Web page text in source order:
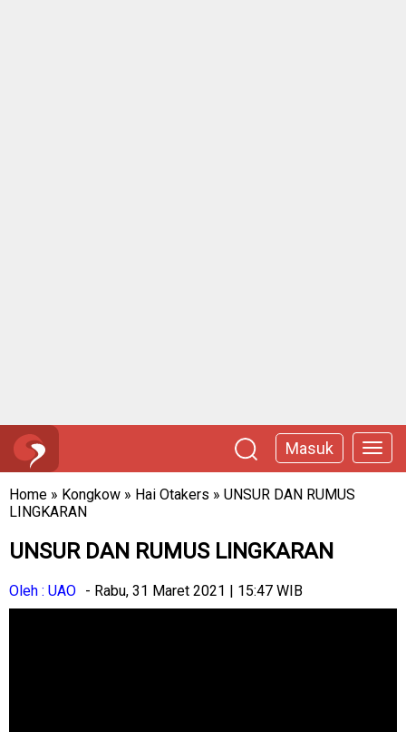
Masuk
Home » Kongkow » Hai Otakers » UNSUR DAN RUMUS
LINGKARAN
UNSUR DAN RUMUS LINGKARAN
Oleh : UAO - Rabu, 31 Maret 2021 | 15:47 WIB